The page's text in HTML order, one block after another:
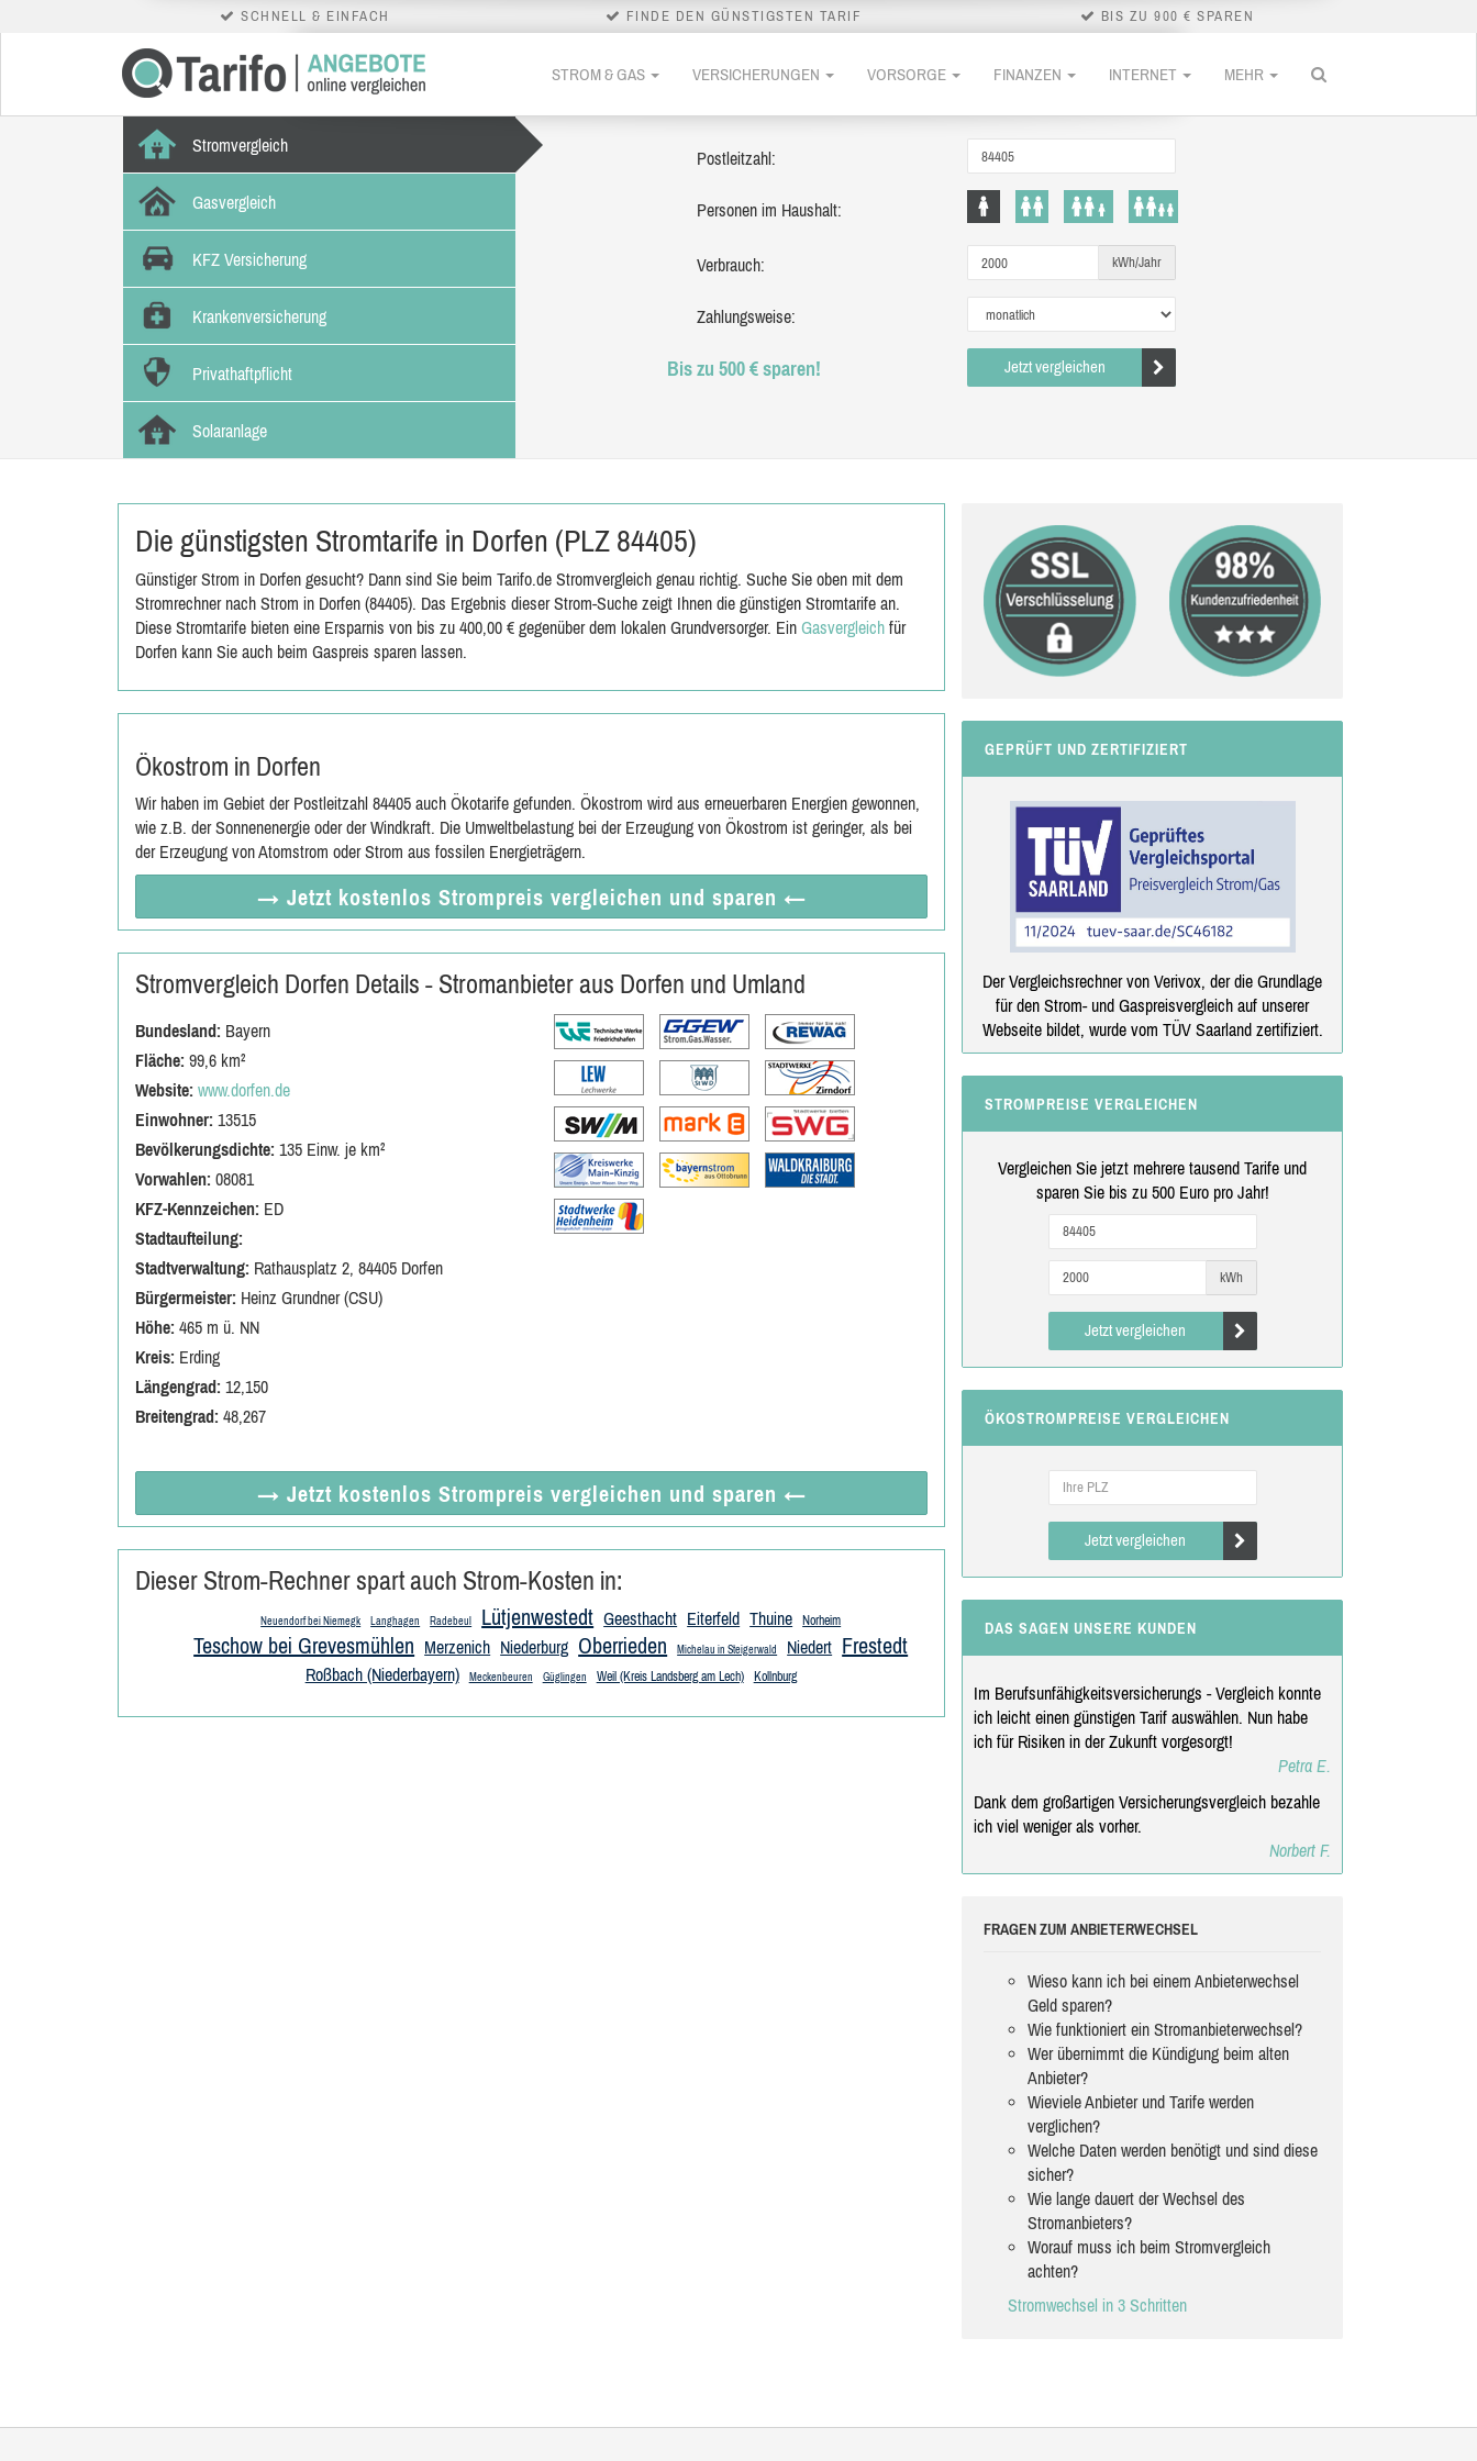
SCHNELL & EINFACH FINDE DEN GÜNSTIGSTEN TARIF BIS ZU 900 € SPAREN
STROM & GAS VERSICHERUNGEN VORSORGE FINANZEN INTERNET MEHR
Stromvergleich
Gasvergleich
KFZ Versicherung
Krankenversicherung
Privathaftpflicht
Solaranlage
Postleitzahl:
Personen im Haushalt:
Verbrauch: kWh/Jahr
Zahlungsweise:
Bis zu 500 € sparen! Jetzt vergleichen
Die günstigsten Stromtarife in Dorfen (PLZ 84405)
Günstiger Strom in Dorfen gesucht? Dann sind Sie beim Tarifo.de Stromvergleich genau richtig. Suche Sie oben mit dem
Stromrechner nach Strom in Dorfen (84405). Das Ergebnis dieser Strom-Suche zeigt Ihnen die günstigen Stromtarife an.
Diese Stromtarife bieten eine Ersparnis von bis zu 400,00 € gegenüber dem lokalen Grundversorger. Ein Gasvergleich für
Dorfen kann Sie auch beim Gaspreis sparen lassen.
Ökostrom in Dorfen
Wir haben im Gebiet der Postleitzahl 84405 auch Ökotarife gefunden. Ökostrom wird aus erneuerbaren Energien gewonnen,
wie z.B. der Sonnenenergie oder der Windkraft. Die Umweltbelastung bei der Erzeugung von Ökostrom ist geringer, als bei
der Erzeugung von Atomstrom oder Strom aus fossilen Energieträgern.
→ Jetzt kostenlos Strompreis vergleichen und sparen ←
Stromvergleich Dorfen Details - Stromanbieter aus Dorfen und Umland
Bundesland: Bayern
Fläche: 99,6 km²
Website: www.dorfen.de
Einwohner: 13515
Bevölkerungsdichte: 135 Einw. je km²
Vorwahlen: 08081
KFZ-Kennzeichen: ED
Stadtaufteilung:
Stadtverwaltung: Rathausplatz 2, 84405 Dorfen
Bürgermeister: Heinz Grundner (CSU)
Höhe: 465 m ü. NN
Kreis: Erding
Längengrad: 12,150
Breitengrad: 48,267
→ Jetzt kostenlos Strompreis vergleichen und sparen ←
Dieser Strom-Rechner spart auch Strom-Kosten in:
Neuendorf bei Niemegk Langhagen Radebeul Lütjenwestedt Geesthacht Eiterfeld Thuine Norheim
Teschow bei Grevesmühlen Merzenich Niederburg Oberrieden Michelau in Steigerwald Niedert Frestedt
Roßbach (Niederbayern) Meckenbeuren Güglingen Weil (Kreis Landsberg am Lech) Kollnburg
GEPRÜFT UND ZERTIFIZIERT
Der Vergleichsrechner von Verivox, der die Grundlage
für den Strom- und Gaspreisvergleich auf unserer
Webseite bildet, wurde vom TÜV Saarland zertifiziert.
STROMPREISE VERGLEICHEN
Vergleichen Sie jetzt mehrere tausend Tarife und
sparen Sie bis zu 500 Euro pro Jahr!
kWh
Jetzt vergleichen
ÖKOSTROMPREISE VERGLEICHEN
Jetzt vergleichen
DAS SAGEN UNSERE KUNDEN
Im Berufsunfähigkeitsversicherungs - Vergleich konnte
ich leicht einen günstigen Tarif auswählen. Nun habe
ich für Risiken in der Zukunft vorgesorgt!
Petra E.
Dank dem großartigen Versicherungsvergleich bezahle
ich viel weniger als vorher.
Norbert F.
FRAGEN ZUM ANBIETERWECHSEL
Wieso kann ich bei einem Anbieterwechsel
Geld sparen?
Wie funktioniert ein Stromanbieterwechsel?
Wer übernimmt die Kündigung beim alten
Anbieter?
Wieviele Anbieter und Tarife werden
verglichen?
Welche Daten werden benötigt und sind diese
sicher?
Wie lange dauert der Wechsel des
Stromanbieters?
Worauf muss ich beim Stromvergleich
achten?
Stromwechsel in 3 Schritten